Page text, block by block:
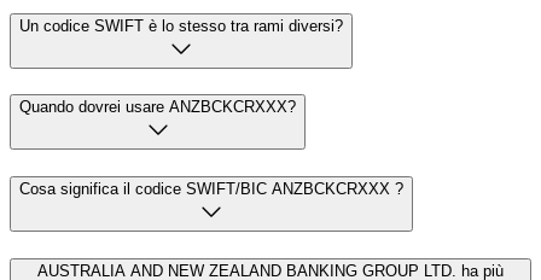
Un codice SWIFT è lo stesso tra rami diversi?
Quando dovrei usare ANZBCKCRXXX?
Cosa significa il codice SWIFT/BIC ANZBCKCRXXX ?
AUSTRALIA AND NEW ZEALAND BANKING GROUP LTD. ha più